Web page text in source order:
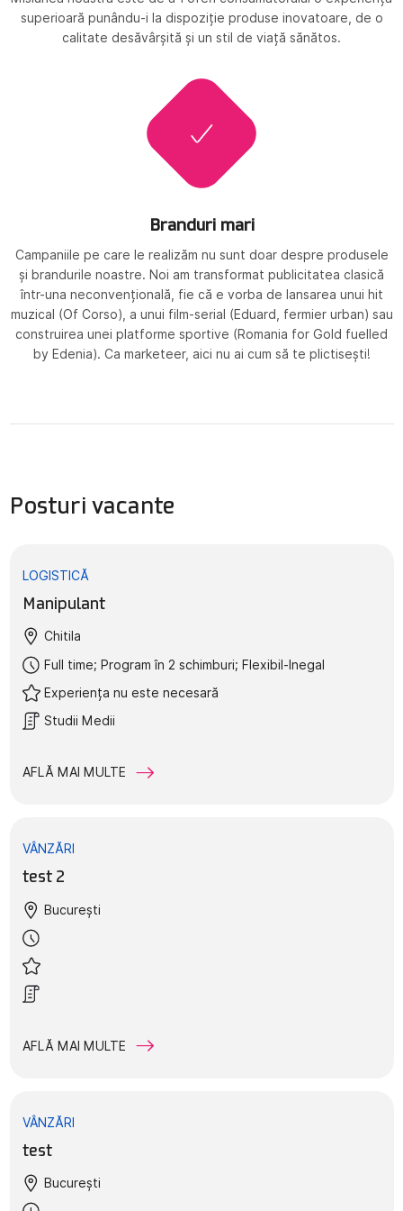
superioară punându-i la dispoziție produse inovatoare, de o
calitate desăvârșită și un stil de viață sănătos.
Branduri mari
Campaniile pe care le realizăm nu sunt doar despre produsele
și brandurile noastre. Noi am transformat publicitatea clasică
într-una neconvențională, fie că e vorba de lansarea unui hit
muzical (Of Corso), a unui film-serial (Eduard, fermier urban) sau
construirea unei platforme sportive (Romania for Gold fuelled
by Edenia). Ca marketeer, aici nu ai cum să te plictisești!
Posturi vacante
LOGISTICĂ
Manipulant
Chitila
Full time; Program în 2 schimburi; Flexibil-Inegal
Experiența nu este necesară
Studii Medii
AFLĂ MAI MULTE
VÂNZĂRI
test 2
București
AFLĂ MAI MULTE
VÂNZĂRI
test
București